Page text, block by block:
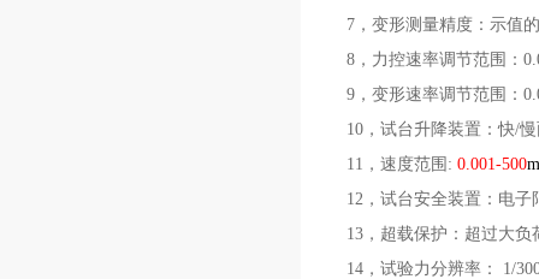
7，变形测量精度：示值
8，力控速率调节范围：
9，变形速率调节范围：
10，试台升降装置：快/
11，速度范围: 0.001-500
12，试台安全装置：电子
13，超载保护：超过大负
14，试验力分辨率： 1/